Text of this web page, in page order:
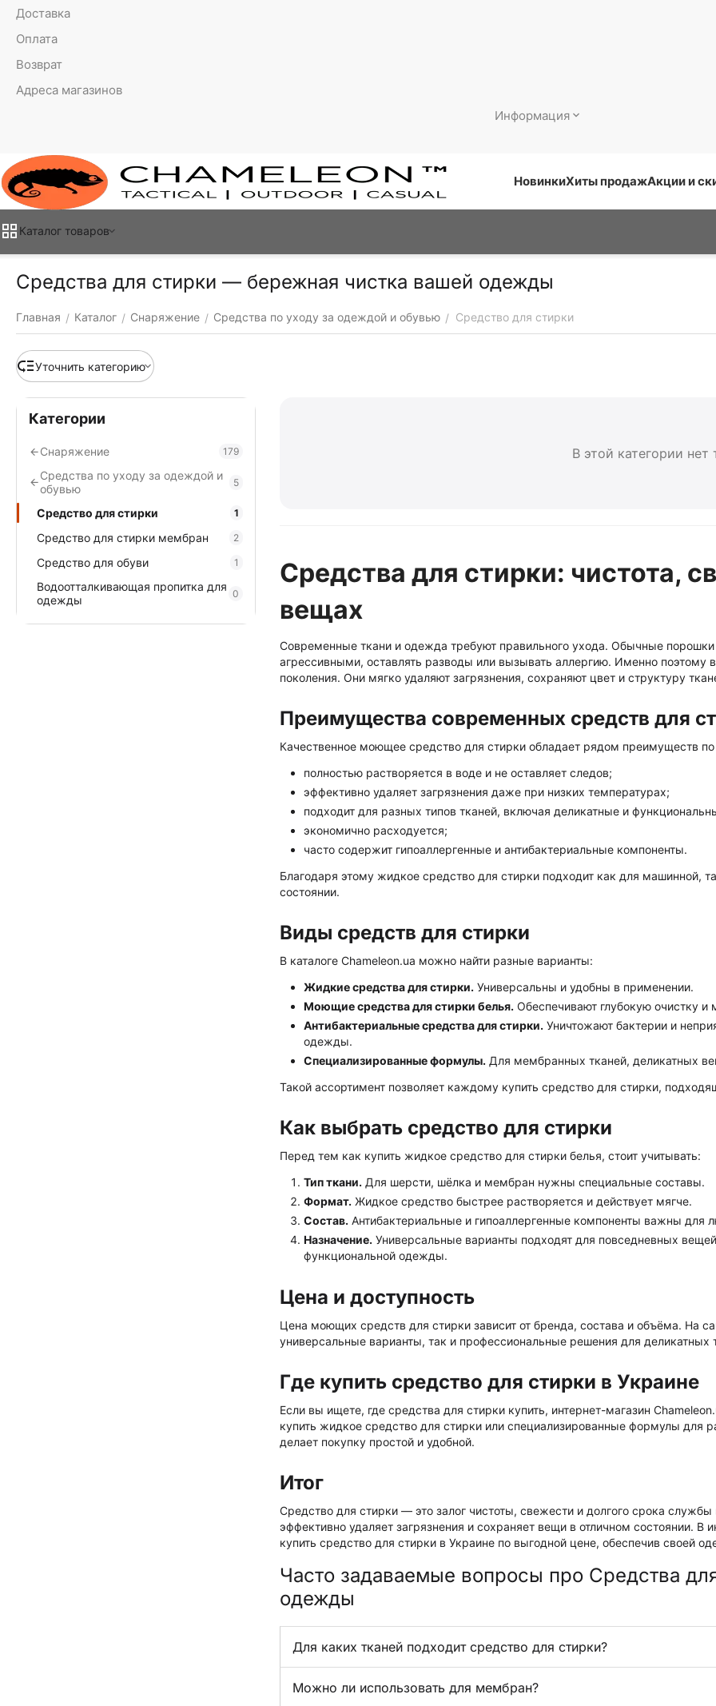
Доставка
Оплата
Возврат
Адреса магазинов
Информация
НовинкиХиты продажАкции и
Каталог товаров
Средства для стирки — бережная чистка вашей одежды
Главная / Каталог / Снаряжение / Средства по уходу за одеждой и обувью / Средство для стирки
Уточнить категорию
В этой категории нет
Средства для стирки: чистота,
вещах
Современные ткани и одежда требуют правильного ухода. Обычные
агрессивными, оставлять разводы или вызывать аллергию. Именно поэтому
поколения. Они мягко удаляют загрязнения, сохраняют цвет и структуру
Преимущества современных средств для
Качественное моющее средство для стирки обладает рядом преимуществ
полностью растворяется в воде и не оставляет следов;
эффективно удаляет загрязнения даже при низких температурах;
подходит для разных типов тканей, включая деликатные и
экономично расходуется;
часто содержит гипоаллергенные и антибактериальные компоненты.
Благодаря этому жидкое средство для стирки подходит как для машинной,
состоянии.
Виды средств для стирки
В каталоге Chameleon.ua можно найти разные варианты:
Жидкие средства для стирки. Универсальны и удобны в применении.
Моющие средства для стирки белья. Обеспечивают глубокую очистку и
Антибактериальные средства для стирки. Уничтожают бактерии и
одежды.
Специализированные формулы. Для мембранных тканей, деликатных
Такой ассортимент позволяет каждому купить средство для стирки,
Как выбрать средство для стирки
Перед тем как купить жидкое средство для стирки белья, стоит учитывать:
Тип ткани. Для шерсти, шёлка и мембран нужны специальные составы.
Формат. Жидкое средство быстрее растворяется и действует мягче.
Состав. Антибактериальные и гипоаллергенные компоненты важны для
Назначение. Универсальные варианты подходят для повседневных
функциональной одежды.
Цена и доступность
Цена моющих средств для стирки зависит от бренда, состава и объёма. На
универсальные варианты, так и профессиональные решения для деликатных
Где купить средство для стирки в Украине
Если вы ищете, где средства для стирки купить, интернет-магазин
купить жидкое средство для стирки или специализированные формулы для
делает покупку простой и удобной.
Итог
Средство для стирки — это залог чистоты, свежести и долгого срока
эффективно удаляет загрязнения и сохраняет вещи в отличном состоянии.
купить средство для стирки в Украине по выгодной цене, обеспечив своей
Часто задаваемые вопросы про Средства
одежды
Для каких тканей подходит средство для стирки?
Можно ли использовать для мембран?
Категории
Снаряжение 179
Средства по уходу за одеждой и
обувью
5
Средство для стирки 1
Средство для стирки мембран 2
Средство для обуви 1
Водоотталкивающая пропитка для
одежды
0